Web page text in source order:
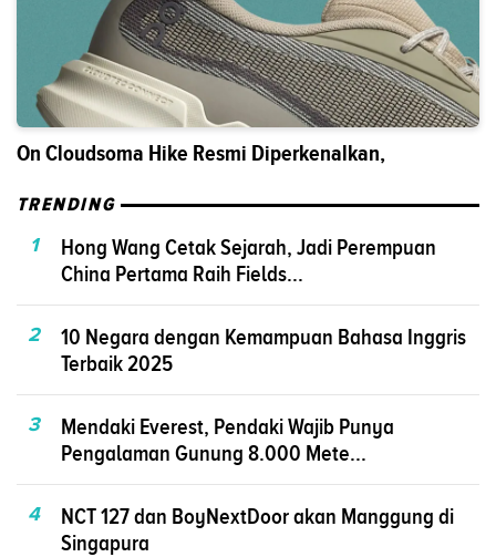
On Cloudsoma Hike Resmi Diperkenalkan,
TRENDING
1
Hong Wang Cetak Sejarah, Jadi Perempuan
China Pertama Raih Fields...
2
10 Negara dengan Kemampuan Bahasa Inggris
Terbaik 2025
3
Mendaki Everest, Pendaki Wajib Punya
Pengalaman Gunung 8.000 Mete...
4
NCT 127 dan BoyNextDoor akan Manggung di
Singapura